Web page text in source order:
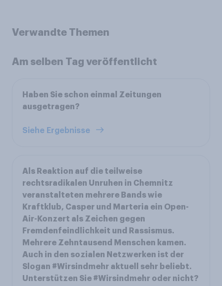
Verwandte Themen
Am selben Tag veröffentlicht
Haben Sie schon einmal Zeitungen
ausgetragen?
Siehe Ergebnisse
Als Reaktion auf die teilweise
rechtsradikalen Unruhen in Chemnitz
veranstalteten mehrere Bands wie
Kraftklub, Casper und Marteria ein Open-
Air-Konzert als Zeichen gegen
Fremdenfeindlichkeit und Rassismus.
Mehrere Zehntausend Menschen kamen.
Auch in den sozialen Netzwerken ist der
Slogan #Wirsindmehr aktuell sehr beliebt.
Unterstützen Sie #Wirsindmehr oder nicht?